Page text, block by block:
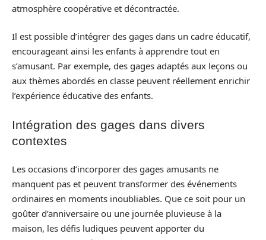
atmosphère coopérative et décontractée.
Il est possible d’intégrer des gages dans un cadre éducatif,
encourageant ainsi les enfants à apprendre tout en
s’amusant. Par exemple, des gages adaptés aux leçons ou
aux thèmes abordés en classe peuvent réellement enrichir
l’expérience éducative des enfants.
Intégration des gages dans divers
contextes
Les occasions d’incorporer des gages amusants ne
manquent pas et peuvent transformer des événements
ordinaires en moments inoubliables. Que ce soit pour un
goûter d’anniversaire ou une journée pluvieuse à la
maison, les défis ludiques peuvent apporter du